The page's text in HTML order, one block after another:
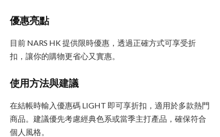
優惠亮點
目前 NARS HK 提供限時優惠，透過正確方式可享受折
扣，讓你的購物更省心又實惠。
使用方法與建議
在結帳時輸入優惠碼 LIGHT 即可享折扣，適用於多款熱門
商品。建議優先考慮經典色系或當季主打產品，確保符合
個人風格。